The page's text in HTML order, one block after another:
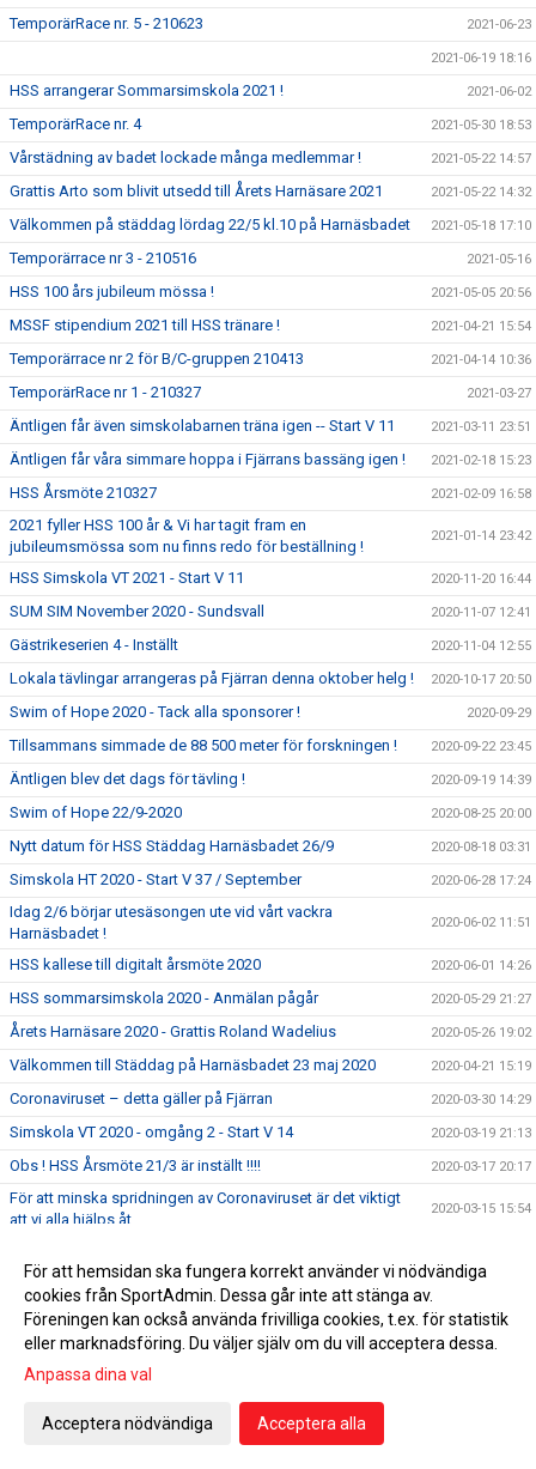
TemporärRace nr. 5 - 210623 2021-06-23
2021-06-19 18:16
HSS arrangerar Sommarsimskola 2021 ! 2021-06-02
TemporärRace nr. 4 2021-05-30 18:53
Vårstädning av badet lockade många medlemmar ! 2021-05-22 14:57
Grattis Arto som blivit utsedd till Årets Harnäsare 2021 2021-05-22 14:32
Välkommen på städdag lördag 22/5 kl.10 på Harnäsbadet 2021-05-18 17:10
Temporärrace nr 3 - 210516 2021-05-16
HSS 100 års jubileum mössa ! 2021-05-05 20:56
MSSF stipendium 2021 till HSS tränare ! 2021-04-21 15:54
Temporärrace nr 2 för B/C-gruppen 210413 2021-04-14 10:36
TemporärRace nr 1 - 210327 2021-03-27
Äntligen får även simskolabarnen träna igen -- Start V 11 2021-03-11 23:51
Äntligen får våra simmare hoppa i Fjärrans bassäng igen ! 2021-02-18 15:23
HSS Årsmöte 210327 2021-02-09 16:58
2021 fyller HSS 100 år & Vi har tagit fram en
jubileumsmössa som nu finns redo för beställning !
2021-01-14 23:42
HSS Simskola VT 2021 - Start V 11 2020-11-20 16:44
SUM SIM November 2020 - Sundsvall 2020-11-07 12:41
Gästrikeserien 4 - Inställt 2020-11-04 12:55
Lokala tävlingar arrangeras på Fjärran denna oktober helg ! 2020-10-17 20:50
Swim of Hope 2020 - Tack alla sponsorer ! 2020-09-29
Tillsammans simmade de 88 500 meter för forskningen ! 2020-09-22 23:45
Äntligen blev det dags för tävling ! 2020-09-19 14:39
Swim of Hope 22/9-2020 2020-08-25 20:00
Nytt datum för HSS Städdag Harnäsbadet 26/9 2020-08-18 03:31
Simskola HT 2020 - Start V 37 / September 2020-06-28 17:24
Idag 2/6 börjar utesäsongen ute vid vårt vackra
Harnäsbadet !
2020-06-02 11:51
HSS kallese till digitalt årsmöte 2020 2020-06-01 14:26
HSS sommarsimskola 2020 - Anmälan pågår 2020-05-29 21:27
Årets Harnäsare 2020 - Grattis Roland Wadelius 2020-05-26 19:02
Välkommen till Städdag på Harnäsbadet 23 maj 2020 2020-04-21 15:19
Coronaviruset – detta gäller på Fjärran 2020-03-30 14:29
Simskola VT 2020 - omgång 2 - Start V 14 2020-03-19 21:13
Obs ! HSS Årsmöte 21/3 är inställt !!!! 2020-03-17 20:17
För att minska spridningen av Coronaviruset är det viktigt
att vi alla hjälps åt
2020-03-15 15:54
Äntligen har vi fått upp våra sponsorskyltar på Fjärran 2020-03-08 22:59
Erbjudande om att gå funktionärsutbildning 21/3 2020-02-27 04:34
HSS årsmöte 21/3 men utprovning av profilkläder ! 2020-02-21 15:59
Simskola VT 2020 - omgång 2 - Start V 14
Tacka för er feedback i medlemsenkäten
Dubbla tävlingar 1:a helgen i februari 2020
För att hemsidan ska fungera korrekt använder vi nödvändiga
cookies från SportAdmin. Dessa går inte att stänga av.
Föreningen kan också använda frivilliga cookies, t.ex. för statistik
eller marknadsföring. Du väljer själv om du vill acceptera dessa.
Anpassa dina val
Acceptera nödvändiga Acceptera alla